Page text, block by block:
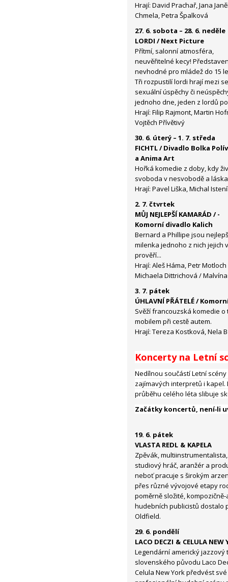
Hrají: David Prachař, Jana
Chmela, Petra Špalková
27. 6. sobota – 28. 6. neděle
LORDI / Next Picture
Přítmí, salonní atmosféra,
neuvěřitelné kecy!
nevhodné pro mládež do 15
Tři rozpustilí lordi hrají mezi
sexuální úspěchy či
jednoho dne, jeden z lordů
Hrají: Filip Rajmont, Martin
Vojtěch Přívětivý
30. 6. úterý – 1. 7. středa
FICHTL / Divadlo Bolka
a Anima Art
Hořká komedie z doby, kdy
svoboda v nesvobodě a
Hrají: Pavel Liška, Michal
2. 7. čtvrtek
MŮJ NEJLEPŠÍ KAMARÁD / ­
Komorní divadlo Kalich
Bernard a Phillipe jsou
milenka jednoho z nich jejich
prověří...
Hrají: Aleš Háma, Petr
Michaela Dittrichová /
3. 7. pátek
ÚHLAVNÍ PŘÁTELÉ /
Svěží francouzská komedie
mobilem při cestě autem.
Hrají: Tereza Kostková, Nela
Koncerty na Letní
Nedílnou součástí Letní
zajímavých interpretů i
průběhu celého léta slibuje
Začátky koncertů, není­‑li
19. 6. pátek
VLASTA REDL & KAPELA
Zpěvák, multiinstrumentalista,
studiový hráč, aranžér a
neboť pracuje s širokým
přes různé vývojové etapy
poměrně složité,
hudebních publicistů dostalo
Oldfield.
29. 6. pondělí
LACO DECZI & CELULA NEW
Legendární americký
slovenského původu Laco
Celula New York předvést